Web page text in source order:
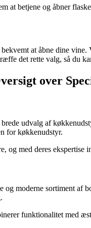
at betjene og åbner
at åbne dine
det rette valg, så du
over
udvalg af
for køkkenudstyr.
med deres
moderne sortiment
funktionalitet med